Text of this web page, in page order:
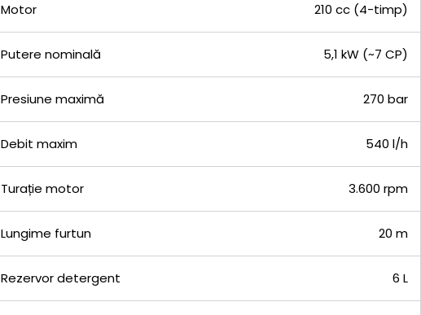
Motor 210 cc (4-timp)
Putere nominală 5,1 kW (~7 CP)
Presiune maximă 270 bar
Debit maxim 540 l/h
Turație motor 3.600 rpm
Lungime furtun 20 m
Rezervor detergent 6 L